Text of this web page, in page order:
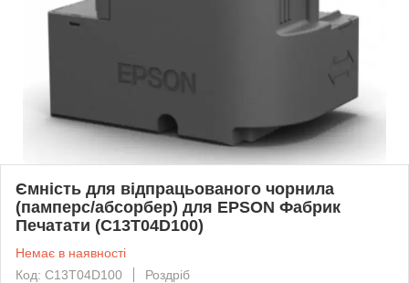
Ємність для відпрацьованого чорнила
(памперс/абсорбер) для EPSON Фабрик
Печатати (C13T04D100)
Немає в наявності
Код: C13T04D100
Роздріб